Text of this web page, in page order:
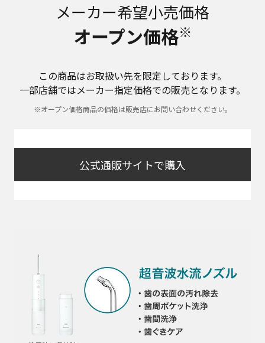
メーカー希望小売価格
オープン価格※
この商品はお取扱い先を限定しております。
一部店舗ではメーカー指定価格での販売となります。
※オープン価格商品の価格は販売店にお問い合わせください。
公式通販サイトで購入